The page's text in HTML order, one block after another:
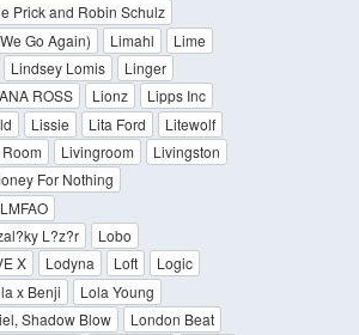
Prick and Robin Schulz
Go Again) Limahl
Lime
Lindsey Lomis
Linger
ROSS Lionz
Lipps Inc
Lissie Lita Ford
Litewolf
Livingroom
Livingston
For Nothing
LMFAO
L?z?r
Lobo
X Lodyna Loft
Logic
x Benji
Lola Young
Shadow Blow
London Beat